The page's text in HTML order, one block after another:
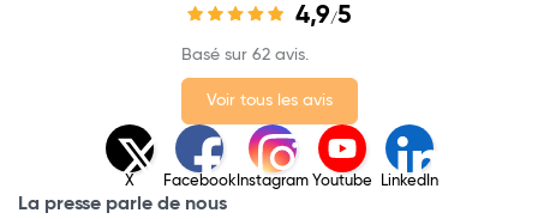
4,9/5
Basé sur 62 avis.
Voir tous les avis
X Facebook Instagram Youtube LinkedIn
La presse parle de nous